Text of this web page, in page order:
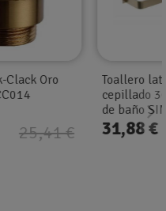
Toallero lateral Oro
cepillado 36 cm mueble
de baño SIN TALADRO
SPA001/OC
37,51 €
31,88 €